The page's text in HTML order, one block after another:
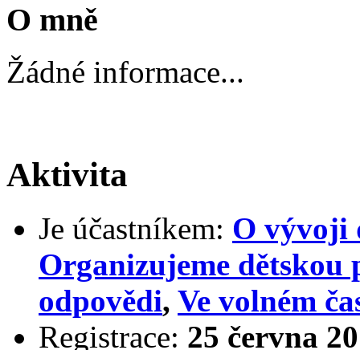
O mně
Žádné informace...
Aktivita
Je účastníkem: O vývoji
Organizujeme dětskou
odpovědi, Ve volném
Registrace: 25 června